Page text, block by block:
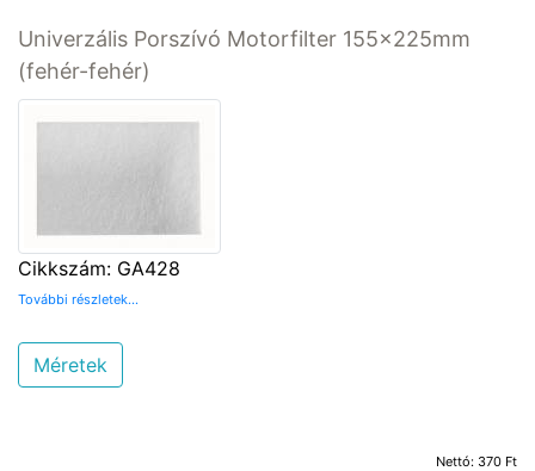
Univerzális Porszívó Motorfilter 155x225mm
(fehér-fehér)
Cikkszám: GA428
További részletek...
Méretek
Nettó: 370 Ft